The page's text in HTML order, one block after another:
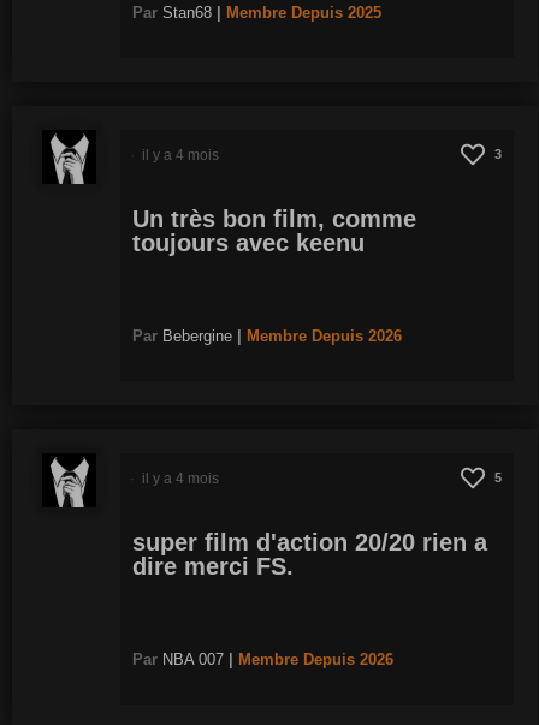
Par Stan68 Membre Depuis 2025
3
Un très bon film, comme
toujours avec keenu
Par Bebergine Membre Depuis 2026
il y a 4 mois
5
super film d'action 20/20 rien a
dire merci FS.
Par NBA 007 Membre Depuis 2026
il y a 4 mois